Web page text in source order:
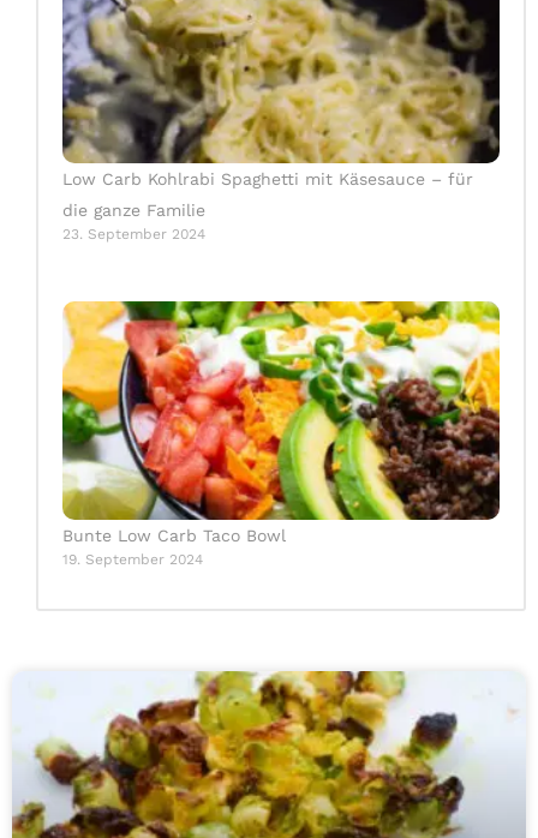
Low Carb Kohlrabi Spaghetti mit Käsesauce – für
die ganze Familie
23. September 2024
Bunte Low Carb Taco Bowl
19. September 2024